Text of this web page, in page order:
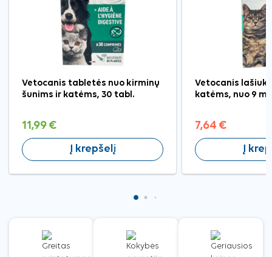
Vetocanis tabletės nuo kirminų
šunims ir katėms, 30 tabl.
11,99 €
Į krepšelį
Vetocanis
katėms, nuo 9
7,64 €
Į